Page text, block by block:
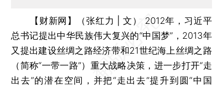
【财新网】（张红力 | 文）
2012年，习近平
总书记提出中华民族伟大复兴的“中国梦”，2013年
又提出建设丝绸之路经济带和21世纪海上丝绸之路
（简称“一带一路”）重大战略决策，进一步打开“走
出去”的潜在空间，并把“走出去”提升到圆“中国